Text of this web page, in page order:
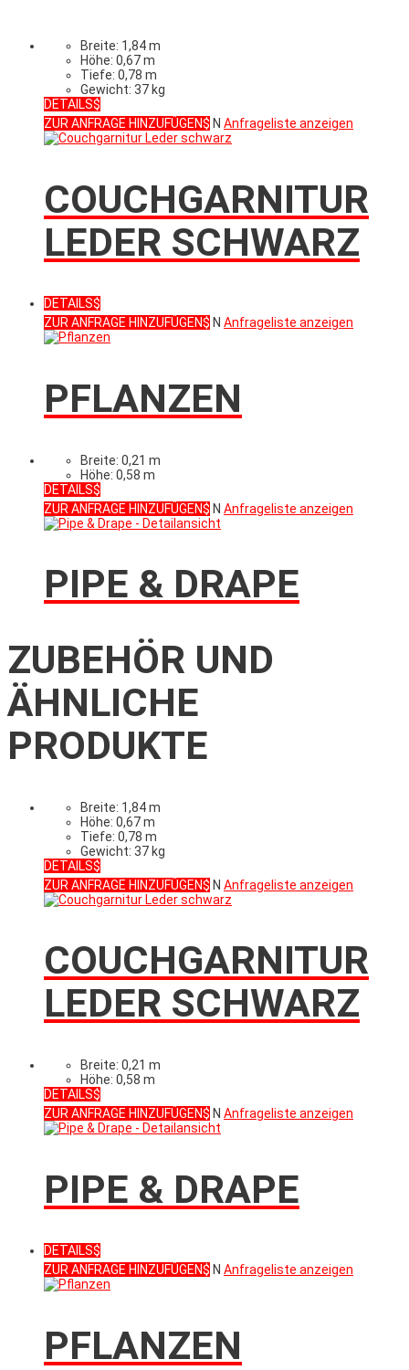
Breite: 1,84 m
Höhe: 0,67 m
Tiefe: 0,78 m
Gewicht: 37 kg
DETAILS
ZUR ANFRAGE HINZUFÜGEN
N Anfrageliste anzeigen
COUCHGARNITUR
LEDER SCHWARZ
DETAILS
ZUR ANFRAGE HINZUFÜGEN
N Anfrageliste anzeigen
PFLANZEN
Breite: 0,21 m
Höhe: 0,58 m
DETAILS
ZUR ANFRAGE HINZUFÜGEN
N Anfrageliste anzeigen
PIPE & DRAPE
ZUBEHÖR UND
ÄHNLICHE
PRODUKTE
Breite: 1,84 m
Höhe: 0,67 m
Tiefe: 0,78 m
Gewicht: 37 kg
DETAILS
ZUR ANFRAGE HINZUFÜGEN
N Anfrageliste anzeigen
COUCHGARNITUR
LEDER SCHWARZ
Breite: 0,21 m
Höhe: 0,58 m
DETAILS
ZUR ANFRAGE HINZUFÜGEN
N Anfrageliste anzeigen
PIPE & DRAPE
DETAILS
ZUR ANFRAGE HINZUFÜGEN
N Anfrageliste anzeigen
PFLANZEN